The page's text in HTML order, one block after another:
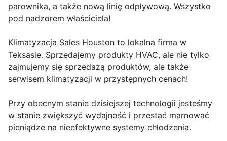
parownika, a także nową linię odpływową. Wszystko
pod nadzorem właściciela!
Klimatyzacja Sales Houston to lokalna firma w
Teksasie. Sprzedajemy produkty HVAC, ale nie tylko
zajmujemy się sprzedażą produktów, ale także
serwisem klimatyzacji w przystępnych cenach!
Przy obecnym stanie dzisiejszej technologii jesteśmy
w stanie zwiększyć wydajność i przestać marnować
pieniądze na nieefektywne systemy chłodzenia.